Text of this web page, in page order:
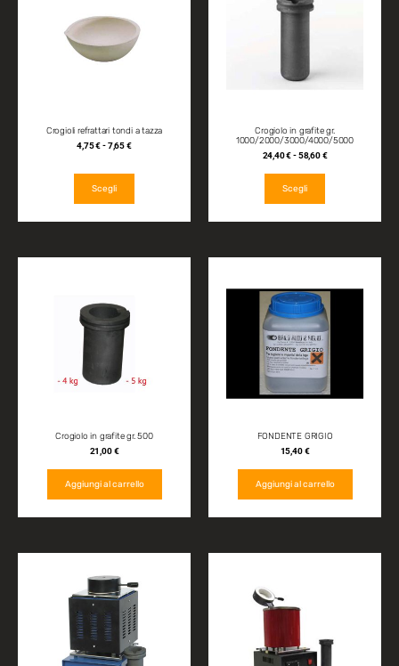
Crogioli refrattari tondi a tazza
4,75€-7,65€
Scegli
Crogiolo in grafite gr.
1000/2000/3000/4000/5000
24,40€-58,60€
Scegli
Crogiolo in grafite gr. 500
21,00€
Aggiungi al carrello
FONDENTE GRIGIO
15,40€
Aggiungi al carrello